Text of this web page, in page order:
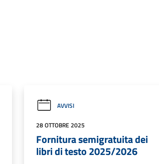
AVVISI
28 OTTOBRE 2025
Fornitura semigratuita dei
libri di testo 2025/2026